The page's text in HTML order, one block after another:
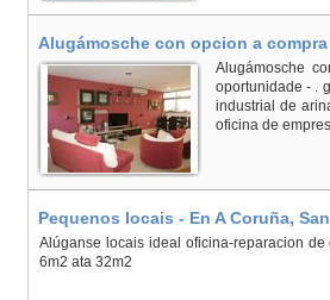
Alugámosche con opcion a
Alugámosche
oportunidade - .
industrial de
oficina de
Pequenos locais - En A Coruña,
Alúganse locais ideal oficina-reparacion
6m2 ata 32m2